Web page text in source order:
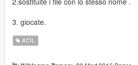
3. giocate.
ACIL